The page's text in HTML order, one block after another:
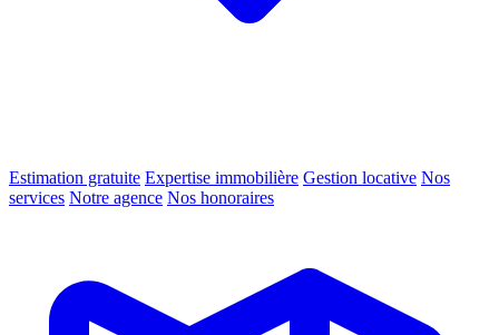
Estimation gratuite Expertise immobilière Gestion locative Nos
services Notre agence Nos honoraires